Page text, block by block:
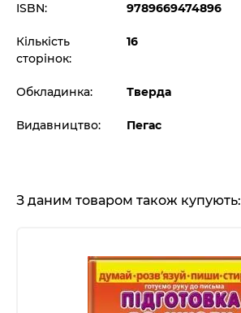
ISBN: 9789669474896
Кількість
сторінок:
16
Обкладинка: Тверда
Видавництво: Пегас
З даним товаром також купують: